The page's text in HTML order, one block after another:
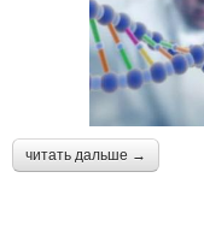
читать дальше →